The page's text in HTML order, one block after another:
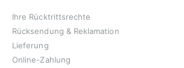
Ihre Rücktrittsrechte
Rücksendung & Reklamation
Lieferung
Online-Zahlung